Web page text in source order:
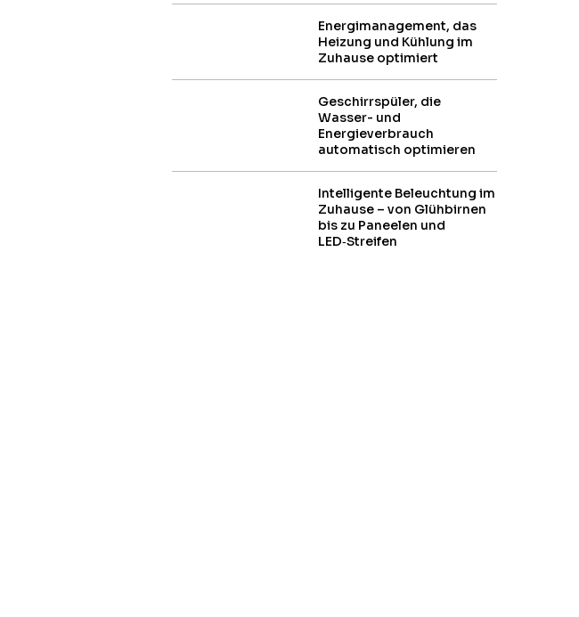
Energi­management, das
Heizung und Kühlung im
Zuhause optimiert
Geschirrspüler, die
Wasser- und
Energieverbrauch
automatisch optimieren
Intelligente Beleuchtung im
Zuhause – von Glühbirnen
bis zu Paneelen und
LED‑Streifen